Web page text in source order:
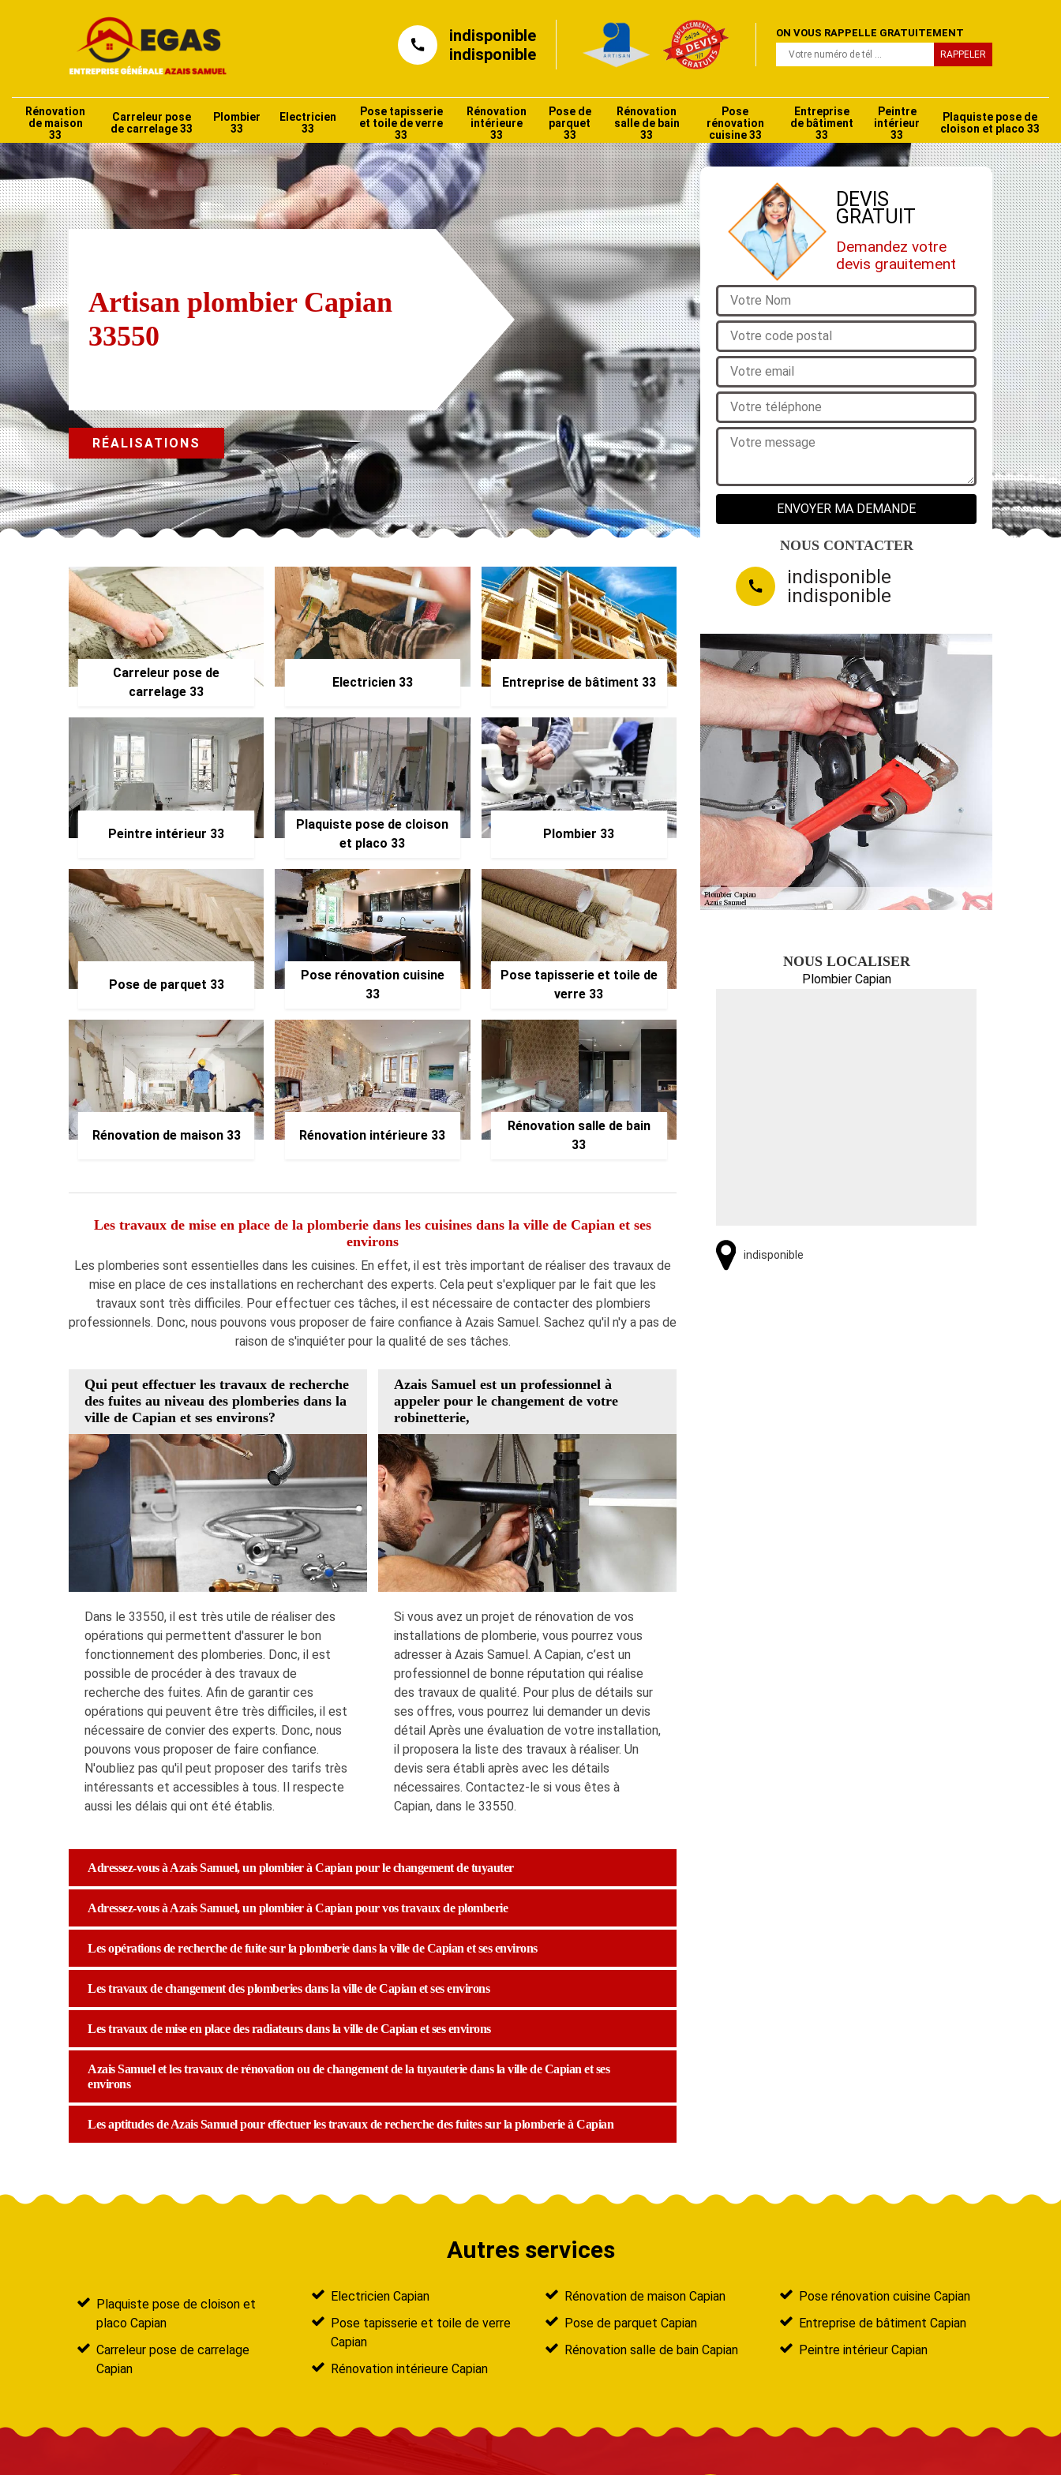
indisponible
indisponible
ON VOUS RAPPELLE GRATUITEMENT
Rénovation
de maison
33
Carreleur pose
de carrelage 33
Plombier
33
Electricien
33
Pose tapisserie
et toile de verre
33
Rénovation
intérieure
33
Pose de
parquet
33
Rénovation
salle de bain
33
Pose
rénovation
cuisine 33
Entreprise
de bâtiment
33
Peintre
intérieur
33
Plaquiste pose de
cloison et placo 33
Artisan plombier Capian
33550
RÉALISATIONS
Carreleur pose de
carrelage 33
Electricien 33 Entreprise de bâtiment 33
Peintre intérieur 33
Plaquiste pose de cloison
et placo 33
Plombier 33
Pose de parquet 33
Pose rénovation cuisine
33
Pose tapisserie et toile de
verre 33
Rénovation de maison 33 Rénovation intérieure 33
Rénovation salle de bain
33
Les travaux de mise en place de la plomberie dans les cuisines dans la ville de Capian et ses
environs
Les plomberies sont essentielles dans les cuisines. En effet, il est très important de réaliser des travaux de
mise en place de ces installations en recherchant des experts. Cela peut s'expliquer par le fait que les
travaux sont très difficiles. Pour effectuer ces tâches, il est nécessaire de contacter des plombiers
professionnels. Donc, nous pouvons vous proposer de faire confiance à Azais Samuel. Sachez qu'il n'y a pas de
raison de s'inquiéter pour la qualité de ses tâches.
Qui peut effectuer les travaux de recherche
des fuites au niveau des plomberies dans la
ville de Capian et ses environs?
Dans le 33550, il est très utile de réaliser des
opérations qui permettent d'assurer le bon
fonctionnement des plomberies. Donc, il est
possible de procéder à des travaux de
recherche des fuites. Afin de garantir ces
opérations qui peuvent être très difficiles, il est
nécessaire de convier des experts. Donc, nous
pouvons vous proposer de faire confiance.
N'oubliez pas qu'il peut proposer des tarifs très
intéressants et accessibles à tous. Il respecte
aussi les délais qui ont été établis.
Azais Samuel est un professionnel à
appeler pour le changement de votre
robinetterie,
Si vous avez un projet de rénovation de vos
installations de plomberie, vous pourrez vous
adresser à Azais Samuel. A Capian, c’est un
professionnel de bonne réputation qui réalise
des travaux de qualité. Pour plus de détails sur
ses offres, vous pourrez lui demander un devis
détail Après une évaluation de votre installation,
il proposera la liste des travaux à réaliser. Un
devis sera établi après avec les détails
nécessaires. Contactez-le si vous êtes à
Capian, dans le 33550.
Adressez-vous à Azais Samuel, un plombier à Capian pour le changement de tuyauter
Adressez-vous à Azais Samuel, un plombier à Capian pour vos travaux de plomberie
Les opérations de recherche de fuite sur la plomberie dans la ville de Capian et ses environs
Les travaux de changement des plomberies dans la ville de Capian et ses environs
Les travaux de mise en place des radiateurs dans la ville de Capian et ses environs
Azais Samuel et les travaux de rénovation ou de changement de la tuyauterie dans la ville de Capian et ses
environs
Les aptitudes de Azais Samuel pour effectuer les travaux de recherche des fuites sur la plomberie à Capian
DEVIS
GRATUIT
Demandez votre
devis grauitement
NOUS CONTACTER
indisponible
indisponible
NOUS LOCALISER
Plombier Capian
indisponible
Autres services
Plaquiste pose de cloison et
placo Capian
Carreleur pose de carrelage
Capian
Electricien Capian
Pose tapisserie et toile de verre
Capian
Rénovation intérieure Capian
Rénovation de maison Capian
Pose de parquet Capian
Rénovation salle de bain Capian
Pose rénovation cuisine Capian
Entreprise de bâtiment Capian
Peintre intérieur Capian